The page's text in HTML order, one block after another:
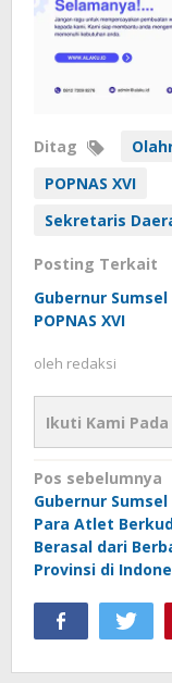
Ditag
POPNAS XVI
Sekretaris
Posting Terkait
Gubernur
POPNAS XVI
oleh redaksi
Ikuti Kami Pada
Navigasi
pos
Pos sebelumnya
Gubernur
Para Atlet
Berasal dari
Provinsi di